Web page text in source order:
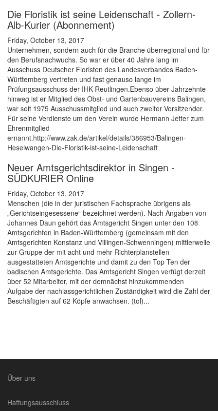
Die Floristik ist seine Leidenschaft - Zollern-
Alb-Kurier (Abonnement)
Friday, October 13, 2017
Unternehmen, sondern auch für die Branche überregional und für
den Berufsnachwuchs. So war er über 40 Jahre lang im
Ausschuss Deutscher Floristen des Landesverbandes Baden-
Württemberg vertreten und fast genauso lange im
Prüfungsausschuss der IHK Reutlingen.Ebenso über Jahrzehnte
hinweg ist er Mitglied des Obst- und Gartenbauvereins Balingen,
war seit 1975 Ausschussmitglied und auch zweiter Vorsitzender.
Für seine Verdienste um den Verein wurde Hermann Jetter zum
Ehrenmitglied
ernannt.http://www.zak.de/artikel/details/386953/Balingen-
Heselwangen-Die-Floristik-ist-seine-Leidenschaft
Neuer Amtsgerichtsdirektor in Singen -
SÜDKURIER Online
Friday, October 13, 2017
Menschen (die in der juristischen Fachsprache übrigens als
„Gerichtseingesessene“ bezeichnet werden). Nach Angaben von
Johannes Daun gehört das Amtsgericht Singen unter den 108
Amtsgerichten in Baden-Württemberg (gemeinsam mit den
Amtsgerichten Konstanz und Villingen-Schwenningen) mittlerweile
zur Gruppe der mit acht und mehr Richterplanstellen
ausgestatteten Amtsgerichte und damit zu den Top Ten der
badischen Amtsgerichte. Das Amtsgericht Singen verfügt derzeit
über 52 Mitarbeiter, mit der demnächst hinzukommenden
Aufgabe der nachlassgerichtlichen Zuständigkeit wird die Zahl der
Beschäftigten auf 62 Köpfe anwachsen. (tol)...
Über uns
Haftungsausschluss